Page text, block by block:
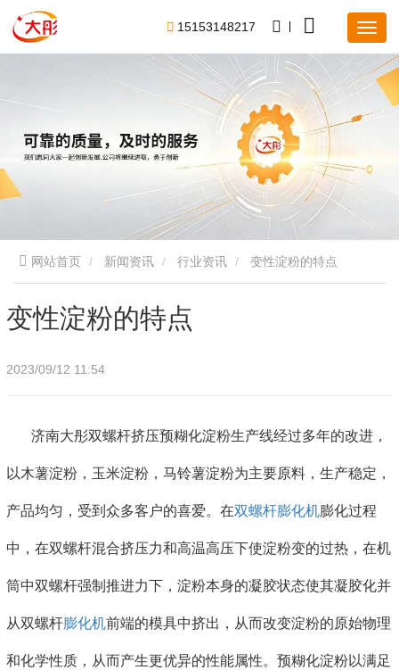
15153148217
网站首页 新闻资讯 行业资讯 变性淀粉的特点
变性淀粉的特点
2023/09/12 11:54
济南大彤双螺杆挤压预糊化淀粉生产线经过多年的改进，
以木薯淀粉，玉米淀粉，马铃薯淀粉为主要原料，生产稳定，
产品均匀，受到众多客户的喜爱。在双螺杆膨化机膨化过程
中，在双螺杆混合挤压力和高温高压下使淀粉变的过热，在机
筒中双螺杆强制推进力下，淀粉本身的凝胶状态使其凝胶化并
从双螺杆膨化机前端的模具中挤出，从而改变淀粉的原始物理
和化学性质，从而产生更优异的性能属性。预糊化淀粉以满足